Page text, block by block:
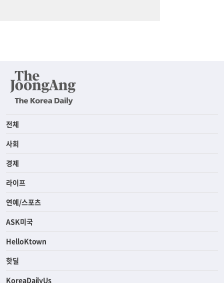
전체
사회
경제
라이프
연예/스포츠
ASK미국
HelloKtown
핫딜
KoreaDailyUs